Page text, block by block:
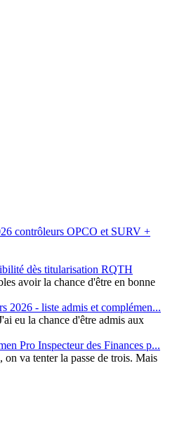
contrôleurs OPCO et SURV +
dès titularisation RQTH
avoir la chance d'être en bonne
2026 - liste admis et complémen...
eu la chance d'être admis aux
Pro Inspecteur des Finances p...
va tenter la passe de trois. Mais